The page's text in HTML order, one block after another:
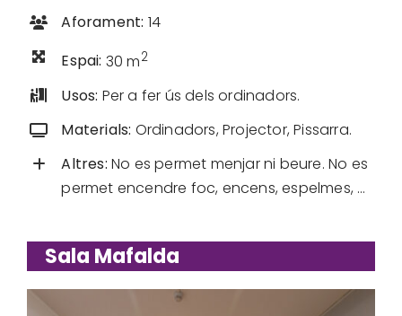
Aforament: 14
Espai: 30 m2
Usos: Per a fer ús dels ordinadors.
Materials: Ordinadors, Projector, Pissarra.
Altres: No es permet menjar ni beure. No es
permet encendre foc, encens, espelmes, …
Sala Mafalda